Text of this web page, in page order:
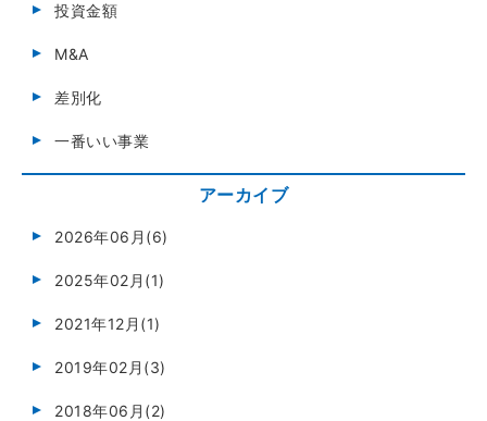
投資金額
M&A
差別化
一番いい事業
アーカイブ
2026年06月(6)
2025年02月(1)
2021年12月(1)
2019年02月(3)
2018年06月(2)